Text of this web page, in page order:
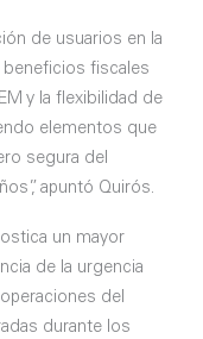
de usuarios en la
fiscales
y la flexibilidad de
elementos que
segura del
apuntó Quirós.
un mayor
de la urgencia
del
durante los